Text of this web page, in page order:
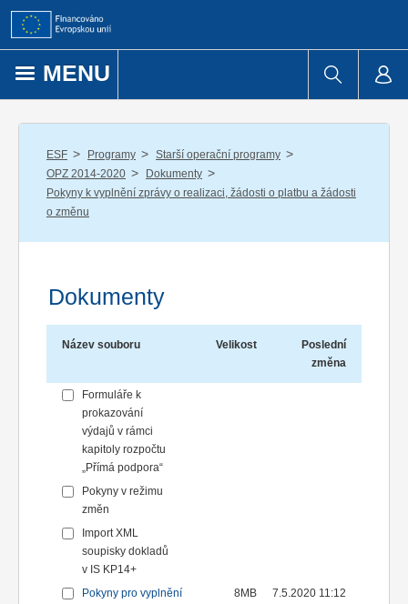
Přejít k obsahu
MENU
ESF / Programy / Starší operační programy /
OPZ 2014-2020 / Dokumenty /
Pokyny k vyplnění zprávy o realizaci, žádosti o platbu a žádosti
o změnu
Dokumenty
Název souboru Velikost
Poslední
změna
Formuláře k
prokazování
výdajů v rámci
kapitoly rozpočtu
„Přímá podpora“
Pokyny v režimu
změn
Import XML
soupisky dokladů
v IS KP14+
Pokyny pro vyplnění
8MB 7.5.2020 11:12